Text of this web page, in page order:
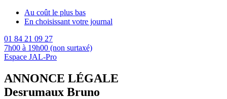
Au coût le plus bas
En choisissant votre journal
01 84 21 09 27
7h00 à 19h00 (non surtaxé)
Espace JAL-Pro
ANNONCE LÉGALE
Desrumaux Bruno